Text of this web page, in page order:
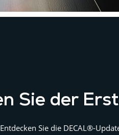
Sie der
Entdecken Sie die DECAL®-